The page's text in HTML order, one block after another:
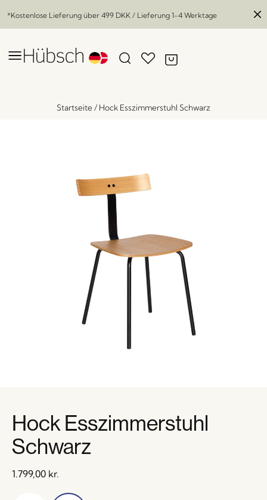
*Kostenlose Lieferung über 499 DKK / Lieferung 1-4 Werktage
Startseite/ Hock Esszimmerstuhl Schwarz
Hock Esszimmerstuhl
Schwarz
1.799,00 kr.